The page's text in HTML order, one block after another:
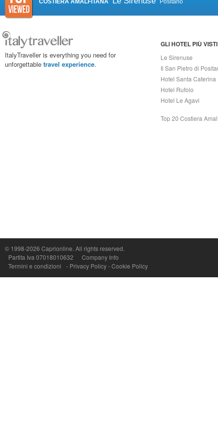
COSTIERA AMALFITANA Positano
ItalyTraveller is everything you need for
unforgettable travel experience.
GLI HOTEL PIÙ VISTI
Le Sirenuse
Il San Pietro di
Hotel Santa Caterina
Hotel Rufolo
Hotel Le Agavi
Top 20 Costiera
© 1998-2026 Caprionline. All rights reserved.
Partita Iva 07018010632
Company Info
Termini e condizioni
- Privacy Policy-Cookie Policy
P.Iva, C.F. e n.Reg.Imprese Napoli: 07018010632 - Rea n.557643